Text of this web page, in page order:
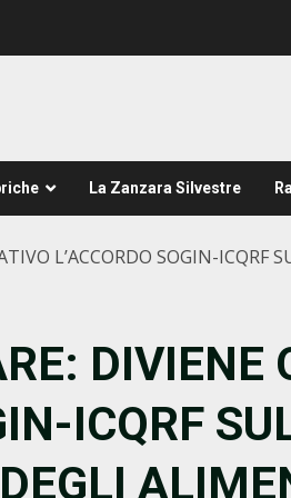
La Zanzara Silvestre
L’ACCORDO SOGIN-ICQRF
DIVIENE
ICQRF